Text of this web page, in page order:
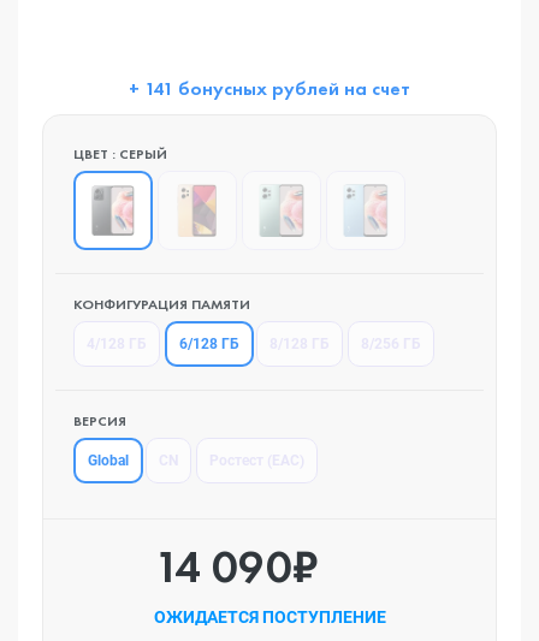
+ 141 бонусных рублей на счет
ЦВЕТ : СЕРЫЙ
КОНФИГУРАЦИЯ ПАМЯТИ
6/128 ГБ
ВЕРСИЯ
Global
14 090₽
ОЖИДАЕТСЯ ПОСТУПЛЕНИЕ